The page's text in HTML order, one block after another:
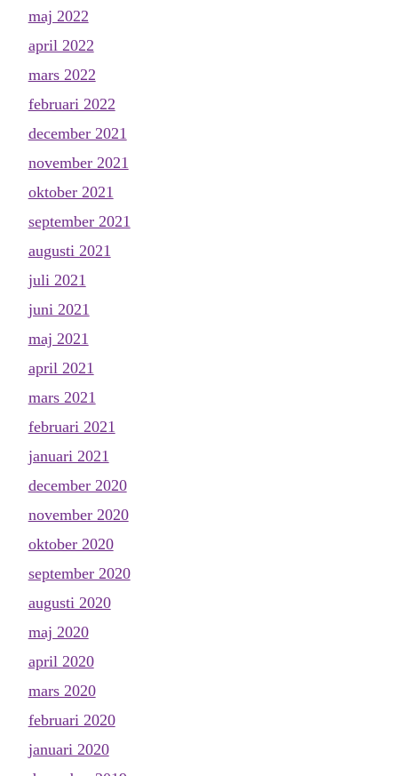
maj 2022
april 2022
mars 2022
februari 2022
december 2021
november 2021
oktober 2021
september 2021
augusti 2021
juli 2021
juni 2021
maj 2021
april 2021
mars 2021
februari 2021
januari 2021
december 2020
november 2020
oktober 2020
september 2020
augusti 2020
maj 2020
april 2020
mars 2020
februari 2020
januari 2020